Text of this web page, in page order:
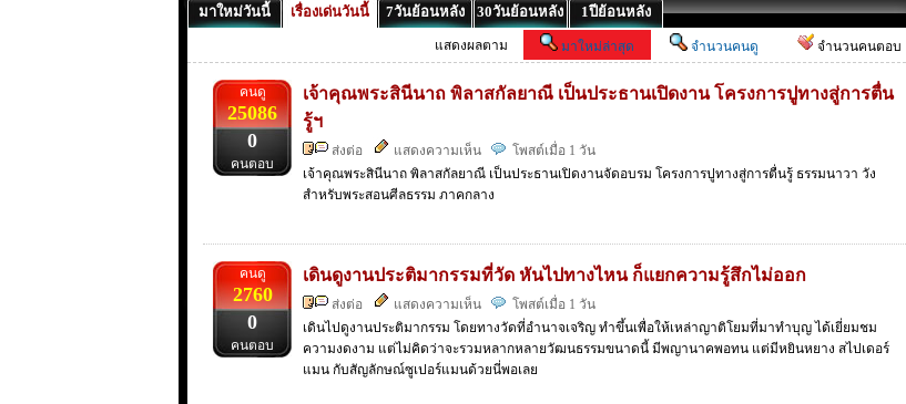
มาใหม่วันนี้ เรื่องเด่นวันนี้ 7วันย้อนหลัง 30วันย้อนหลัง 1ปีย้อนหลัง
แสดงผลตาม มาใหม่ล่าสุด จำนวนคนดู จำนวนคนตอบ
คนดู
25086
0
คนตอบ
เจ้าคุณพระสินีนาถ พิลาสกัลยาณี เป็นประธานเปิดงาน โครงการปูทางสู่การตื่น
รู้ฯ
ส่งต่อ แสดงความเห็น
โพสต์เมื่อ 1 วัน
เจ้าคุณพระสินีนาถ พิลาสกัลยาณี เป็นประธานเปิดงานจัดอบรม โครงการปูทางสู่การตื่นรู้ ธรรมนาวา วัง
สำหรับพระสอนศีลธรรม ภาคกลาง
คนดู
2760
0
คนตอบ
เดินดูงานประติมากรรมที่วัด หันไปทางไหน ก็แยกความรู้สึกไม่ออก
ส่งต่อ แสดงความเห็น
โพสต์เมื่อ 1 วัน
เดินไปดูงานประติมากรรม โดยทางวัดที่อำนาจเจริญ ทำขึ้นเพื่อให้เหล่าญาติโยมที่มาทำบุญ ได้เยี่ยมชม
ความงดงาม แต่ไม่คิดว่าจะรวมหลากหลายวัฒนธรรมขนาดนี้ มีพญานาคพอทน แต่มีหยินหยาง สไปเดอร์
แมน กับสัญลักษณ์ซูเปอร์แมนด้วยนี่พอเลย